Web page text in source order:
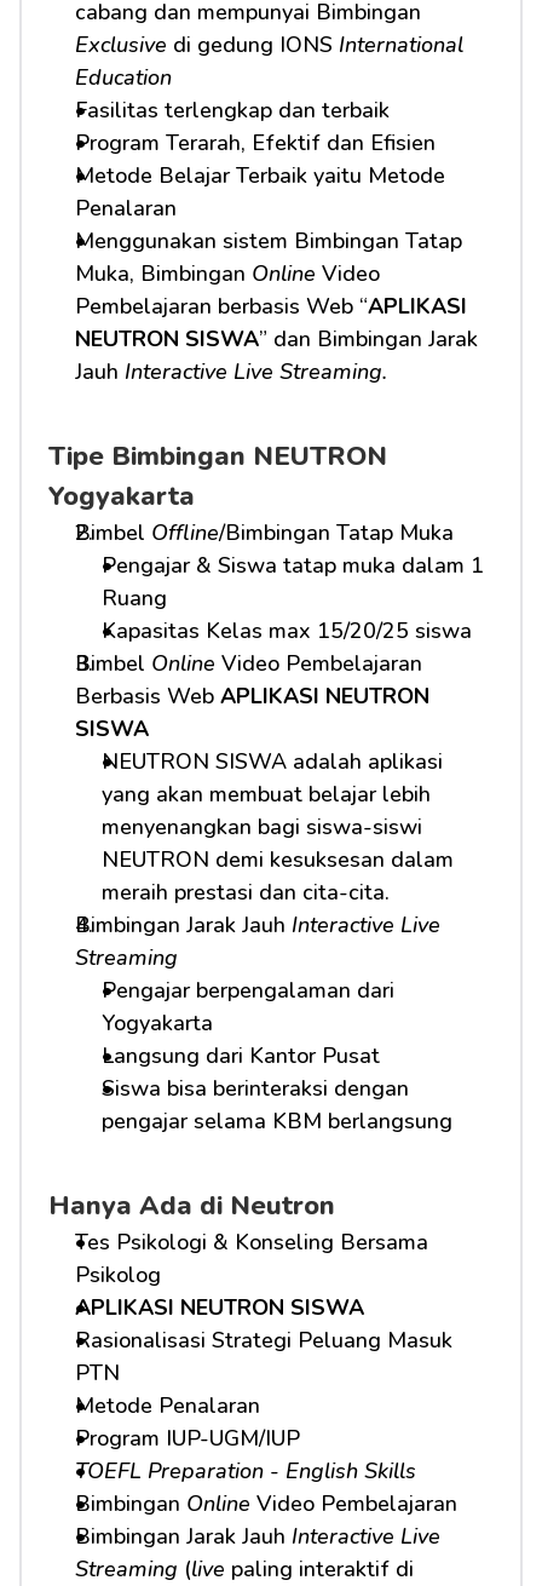
Exclusive di gedung IONS International
Education
Fasilitas terlengkap dan terbaik
Program Terarah, Efektif dan Efisien
Metode Belajar Terbaik yaitu Metode
Penalaran
Menggunakan sistem Bimbingan Tatap
Muka, Bimbingan Online Video
Pembelajaran berbasis Web “APLIKASI
NEUTRON SISWA” dan Bimbingan Jarak
Jauh Interactive Live Streaming.
Tipe Bimbingan NEUTRON
Yogyakarta
Bimbel Offline/Bimbingan Tatap Muka
Pengajar & Siswa tatap muka dalam 1
Ruang
Kapasitas Kelas max 15/20/25 siswa
Bimbel Online Video Pembelajaran
Berbasis Web APLIKASI NEUTRON
SISWA
NEUTRON SISWA adalah aplikasi
yang akan membuat belajar lebih
menyenangkan bagi siswa-siswi
NEUTRON demi kesuksesan dalam
meraih prestasi dan cita-cita.
Bimbingan Jarak Jauh Interactive Live
Streaming
Pengajar berpengalaman dari
Yogyakarta
Langsung dari Kantor Pusat
Siswa bisa berinteraksi dengan
pengajar selama KBM berlangsung
Hanya Ada di Neutron
Tes Psikologi & Konseling Bersama
Psikolog
APLIKASI NEUTRON SISWA
Rasionalisasi Strategi Peluang Masuk
PTN
Metode Penalaran
Program IUP-UGM/IUP
TOEFL Preparation - English Skills
Bimbingan Online Video Pembelajaran
Bimbingan Jarak Jauh Interactive Live
Streaming (live paling interaktif di